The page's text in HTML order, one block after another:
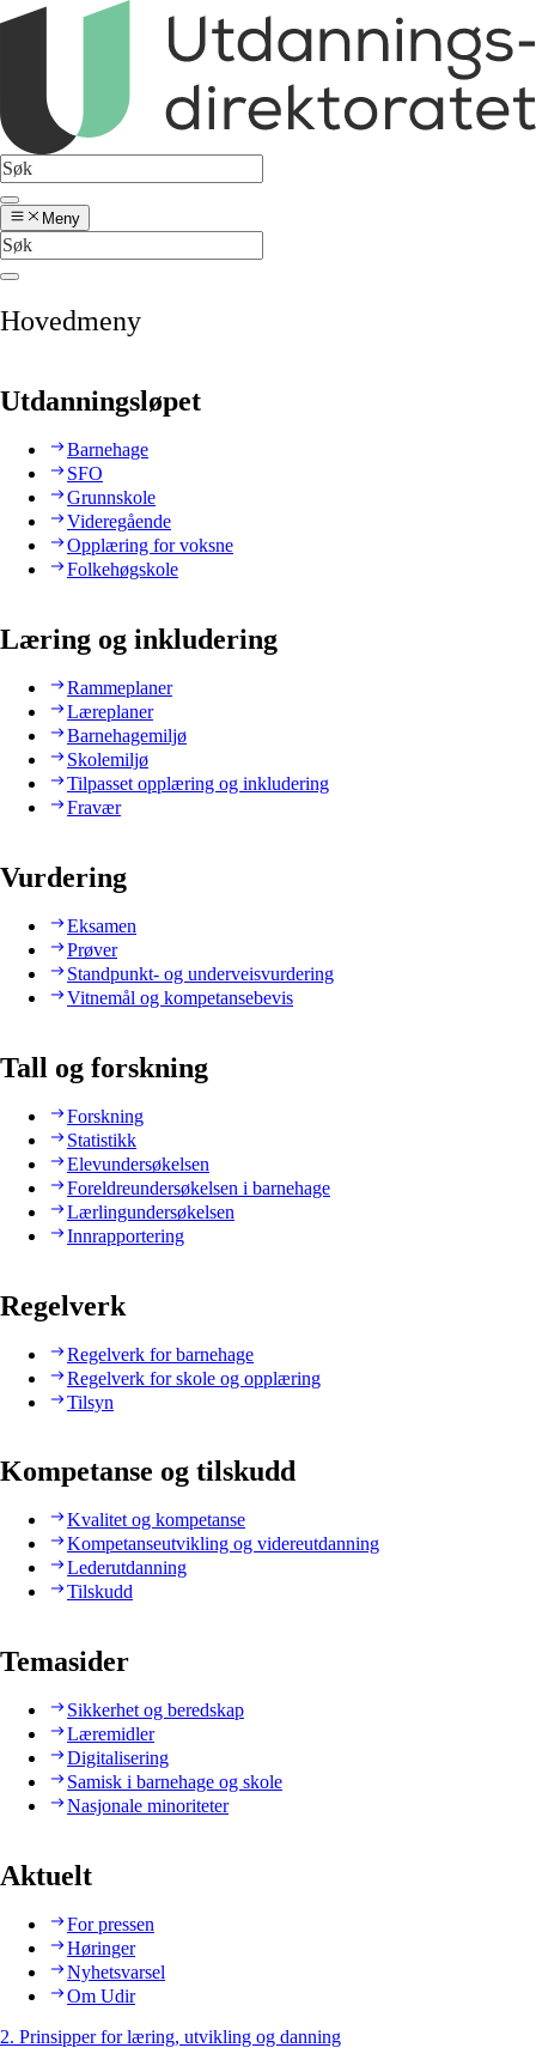
Meny
Hovedmeny
Utdanningsløpet
Barnehage
SFO
Grunnskole
Videregående
Opplæring for voksne
Folkehøgskole
Læring og inkludering
Rammeplaner
Læreplaner
Barnehagemiljø
Skolemiljø
Tilpasset opplæring og inkludering
Fravær
Vurdering
Eksamen
Prøver
Standpunkt- og underveisvurdering
Vitnemål og kompetansebevis
Tall og forskning
Forskning
Statistikk
Elevundersøkelsen
Foreldreundersøkelsen i barnehage
Lærlingundersøkelsen
Innrapportering
Regelverk
Regelverk for barnehage
Regelverk for skole og opplæring
Tilsyn
Kompetanse og tilskudd
Kvalitet og kompetanse
Kompetanseutvikling og videreutdanning
Lederutdanning
Tilskudd
Temasider
Sikkerhet og beredskap
Læremidler
Digitalisering
Samisk i barnehage og skole
Nasjonale minoriteter
Aktuelt
For pressen
Høringer
Nyhetsvarsel
Om Udir
2. Prinsipper for læring, utvikling og danning